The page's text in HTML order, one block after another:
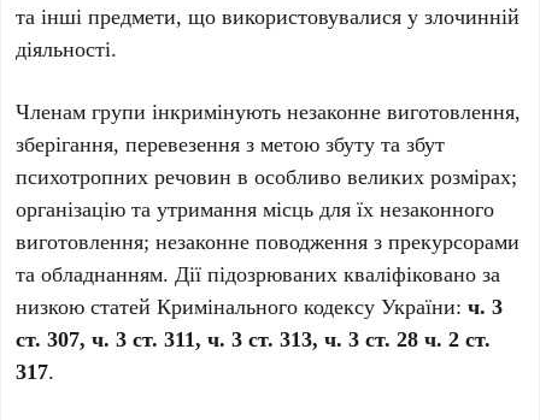
та інші предмети, що використовувалися у злочинній
діяльності.
Членам групи інкримінують незаконне виготовлення,
зберігання, перевезення з метою збуту та збут
психотропних речовин в особливо великих розмірах;
організацію та утримання місць для їх незаконного
виготовлення; незаконне поводження з прекурсорами
та обладнанням. Дії підозрюваних кваліфіковано за
низкою статей Кримінального кодексу України:ч. 3
ст. 307, ч. 3 ст. 311, ч. 3 ст. 313, ч. 3 ст. 28 ч. 2 ст.
317.